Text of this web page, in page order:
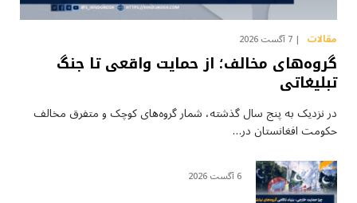
مقالات 7 آگست 2026
گروه‌های مخالف؛ از حمایت واقعی تا جنگ
تبلیغاتی
در نزدیک به پنج سال گذشته، شمار گروه‌های کوچک و متفرق مخالف
حکومت افغانستان در…
6 آگست 2026